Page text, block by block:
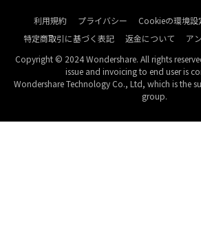
利用規約 プライバシー Cookieの環境設
特定商取引に基づく表記
返金について
ア
Copyright © 2024 Wondershare. All rights
issue and invoicing to end user is
Wondershare Technology Co., Ltd, which is the
group.